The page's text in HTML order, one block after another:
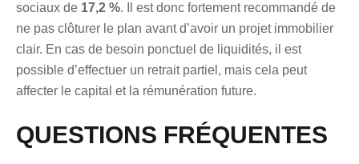
sociaux de 17,2 %. Il est donc fortement recommandé de
ne pas clôturer le plan avant d’avoir un projet immobilier
clair. En cas de besoin ponctuel de liquidités, il est
possible d’effectuer un retrait partiel, mais cela peut
affecter le capital et la rémunération future.
QUESTIONS FRÉQUENTES